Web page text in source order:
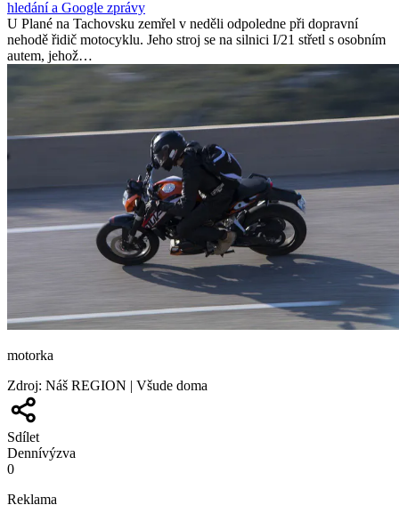
hledání a Google zprávy
U Plané na Tachovsku zemřel v neděli odpoledne při dopravní
nehodě řidič motocyklu. Jeho stroj se na silnici I/21 střetl s osobním
autem, jehož…
motorka
Zdroj: Náš REGION | Všude doma
Sdílet
Dennívýzva
0
Reklama